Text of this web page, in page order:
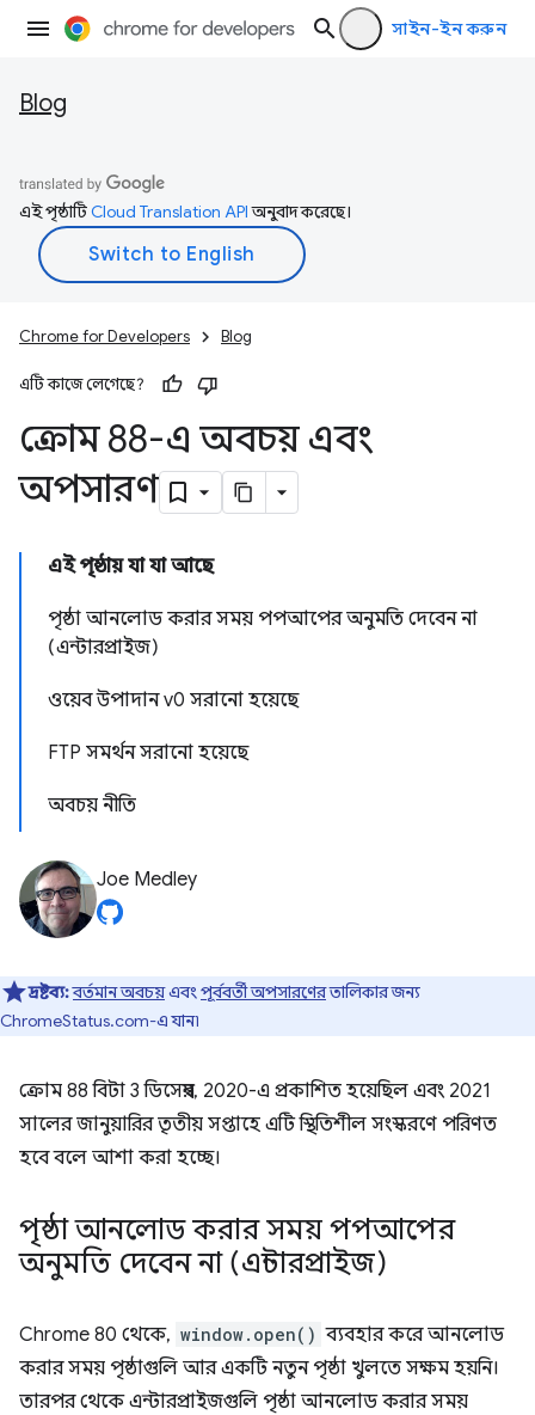
সাইন-ইন করুন
Blog
এই পৃষ্ঠাটিCloud Translation APIঅনুবাদ করেছে।
Chrome for Developers Blog
এটি কাজে লেগেছে?
ক্রোম 88-এ অবচয় এবং
অপসারণ
এই পৃষ্ঠায় যা যা আছে
পৃষ্ঠা আনলোড করার সময় পপআপের অনুমতি দেবেন না
(এন্টারপ্রাইজ)
ওয়েব উপাদান v0 সরানো হয়েছে
FTP সমর্থন সরানো হয়েছে
অবচয় নীতি
Joe Medley
দ্রষ্টব্য:বর্তমান অবচয়এবংপূর্ববর্তী অপসারণেরতালিকার জন্য
ChromeStatus.com-এ যান৷
ক্রোম 88 বিটা 3 ডিসেম্বর, 2020-এ প্রকাশিত হয়েছিল এবং 2021
সালের জানুয়ারির তৃতীয় সপ্তাহে এটি স্থিতিশীল সংস্করণে পরিণত
হবে বলে আশা করা হচ্ছে।
পৃষ্ঠা আনলোড করার সময় পপআপের
অনুমতি দেবেন না (এন্টারপ্রাইজ)
Chrome 80 থেকে, window.open() ব্যবহার করে আনলোড
করার সময় পৃষ্ঠাগুলি আর একটি নতুন পৃষ্ঠা খুলতে সক্ষম হয়নি।
তারপর থেকে এন্টারপ্রাইজগুলি পৃষ্ঠা আনলোড করার সময়